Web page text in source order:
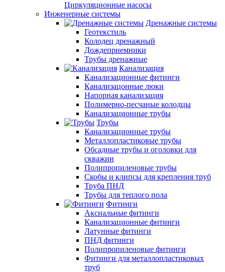
Циркуляционные насосы
Инженерные системы
Дренажные системы
Геотекстиль
Колодец дренажный
Дождеприемники
Трубы дренажные
Канализация
Канализационные фитинги
Канализацонные люки
Напорная канализация
Полимерно-песчаные колодцы
Канализационные трубы
Трубы
Канализационные трубы
Металлопластиковые трубы
Обсадные трубы и оголовки для
скважин
Полипропиленовые трубы
Скобы и клипсы для крепления труб
Труба ПНД
Трубы для теплого пола
Фитинги
Аксиальные фитинги
Канализационные фитинги
Латунные фитинги
ПНД фитинги
Полипропиленовые фитинги
Фитинги для металлопластиковых
труб